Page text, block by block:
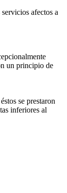
afectos a
un principio de
se prestaron
inferiores al